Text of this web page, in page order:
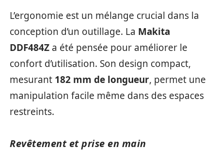
L’ergonomie est un mélange crucial dans la
conception d’un outillage. La Makita
DDF484Z a été pensée pour améliorer le
confort d’utilisation. Son design compact,
mesurant 182 mm de longueur, permet une
manipulation facile même dans des espaces
restreints.
Revêtement et prise en main